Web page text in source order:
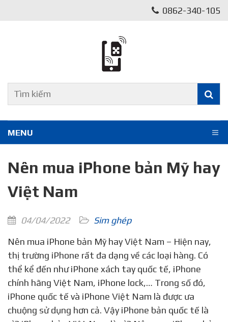
0862-340-105
MENU
Nên mua iPhone bản Mỹ hay
Việt Nam
04/04/2022
Sim ghép
Nên mua iPhone bản Mỹ hay Việt Nam – Hiện nay,
thị trường iPhone rất đa dạng về các loại hàng. Có
thể kể đến như iPhone xách tay quốc tế, iPhone
chính hãng Việt Nam, iPhone lock,… Trong số đó,
iPhone quốc tế và iPhone Việt Nam là được ưa
chuộng sử dụng hơn cả. Vậy iPhone bản quốc tế là